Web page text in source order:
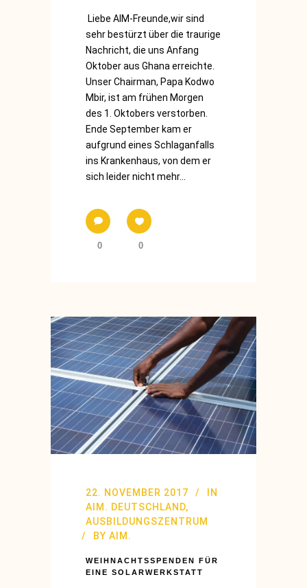
Liebe AIM-Freunde,wir sind
sehr bestürzt über die traurige
Nachricht, die uns Anfang
Oktober aus Ghana erreichte.
Unser Chairman, Papa Kodwo
Mbir, ist am frühen Morgen
des 1. Oktobers verstorben.
Ende September kam er
aufgrund eines Schlaganfalls
ins Krankenhaus, von dem er
sich leider nicht mehr...
0 0
22. NOVEMBER 2017
IN
AIM. DEUTSCHLAND,
AUSBILDUNGSZENTRUM
BY AIM.
WEIHNACHTSSPENDEN FÜR
EINE SOLARWERKSTATT